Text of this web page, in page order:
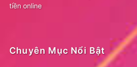
tiền online
Chuyên Mục Nổi Bật